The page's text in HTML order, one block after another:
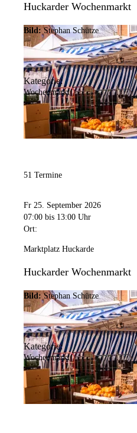
Huckarder Wochenmarkt
Bild: Stephan Schütze
Kategorie:
Wochenmarkt
51 Termine
Fr 25. September 2026
07:00 bis 13:00 Uhr
Ort:
Marktplatz Huckarde
Huckarder Wochenmarkt
Bild: Stephan Schütze
Kategorie:
Wochenmarkt